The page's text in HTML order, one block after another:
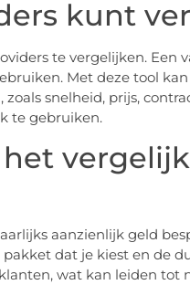
kunt
te vergelijken. Een
Met deze tool
snelheid, prijs,
te gebruiken.
aanzienlijk geld
dat je kiest en de
wat kan leiden tot